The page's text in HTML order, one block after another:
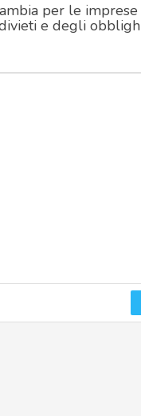
per le imprese
e degli